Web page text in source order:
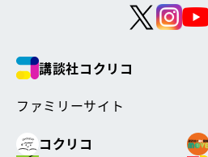
講談社コクリコ
ファミリーサイト
コクリコ